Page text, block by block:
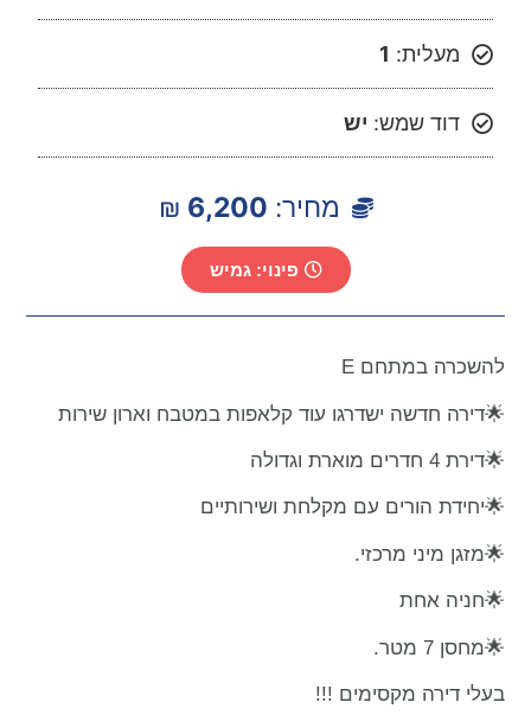
מעלית: 1
דוד שמש: יש
מחיר: 6,200
₪
פינוי: גמיש
להשכרה במתחם E
🌟דירה חדשה ישדרגו עוד קלאפות במטבח וארון שירות
🌟דירת 4 חדרים מוארת וגדולה
🌟יחידת הורים עם מקלחת ושירותיים
🌟מזגן מיני מרכזי.
🌟חניה אחת
🌟מחסן 7 מטר.
בעלי דירה מקסימים !!!